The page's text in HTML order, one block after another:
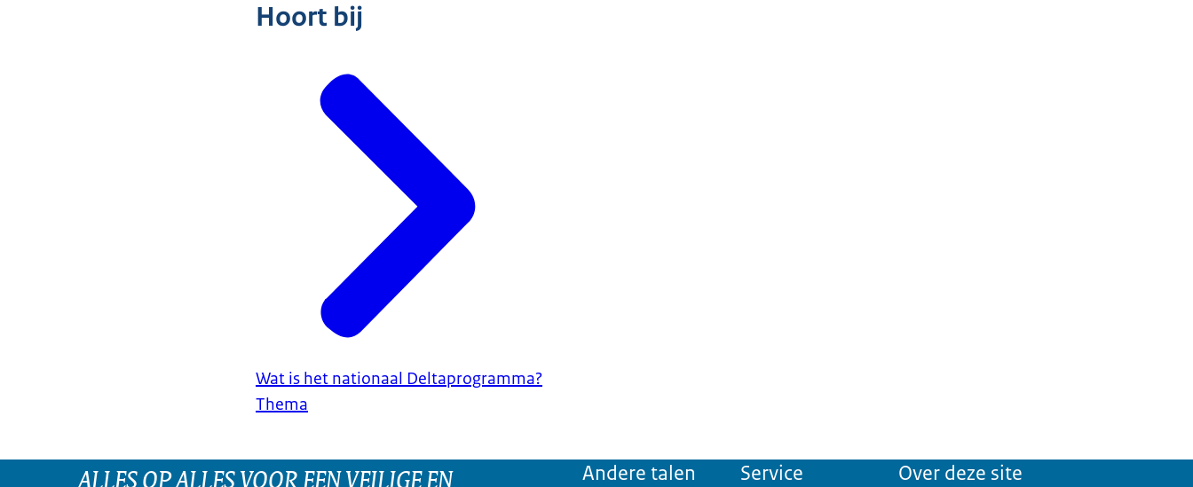
Hoort bij
Wat is het nationaal Deltaprogramma?
Thema
ALLES OP ALLES VOOR EEN VEILIGE EN
Andere talen Service Over deze site